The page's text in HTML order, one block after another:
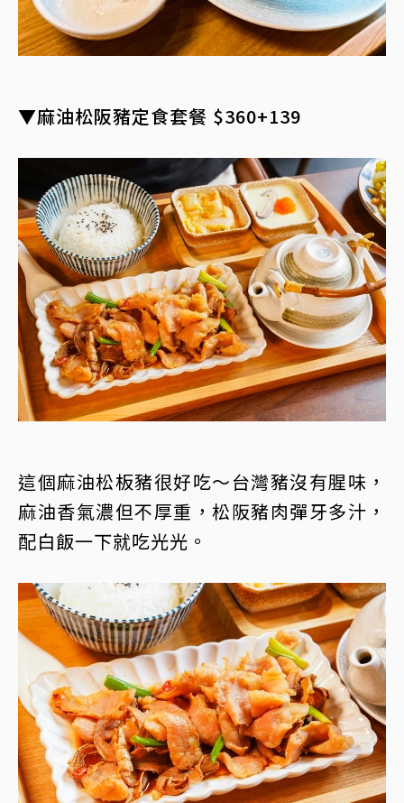
▼麻油松阪豬定食套餐 $360+139
這個麻油松板豬很好吃～台灣豬沒有腥味，
麻油香氣濃但不厚重，松阪豬肉彈牙多汁，
配白飯一下就吃光光。